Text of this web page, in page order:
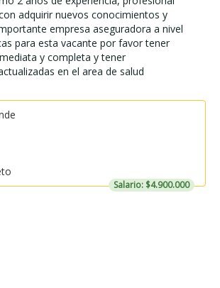
adquirir nuevos conocimientos y
empresa aseguradora a nivel
para esta vacante por favor tener
y completa y tener
en el area de salud
Salario: $4.900.000